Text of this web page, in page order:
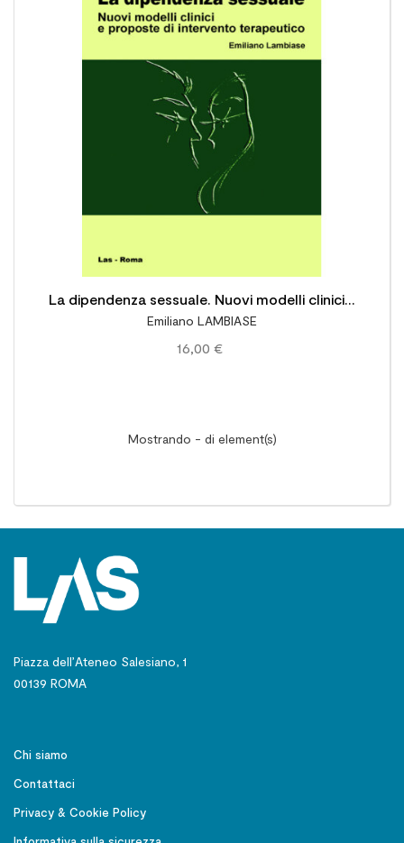
La dipendenza sessuale. Nuovi modelli clinici e
proposte di intervento terapeutico
Emiliano LAMBIASE
16,00 €
Mostrando - di element(s)
Piazza dell’Ateneo Salesiano, 1
00139 ROMA
Chi siamo
Contattaci
Privacy & Cookie Policy